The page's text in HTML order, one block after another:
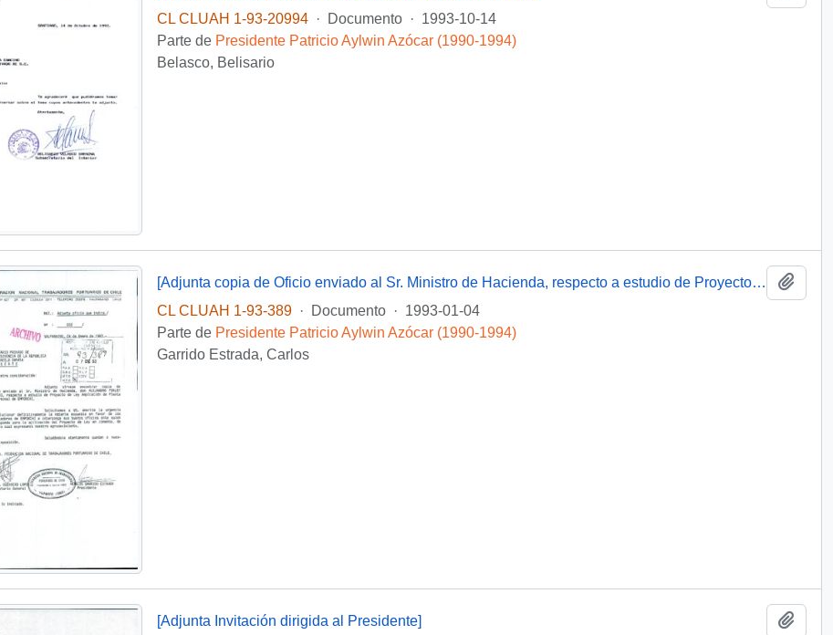
CL CLUAH 1-93-20994
· Documento · 1993-10-14
Parte de Presidente Patricio Aylwin Azócar (1990-1994)
Belasco, Belisario
[Adjunta copia de Oficio enviado al Sr. Ministro de Hacienda, respecto a estudio de Proyecto de Ley Ampliación de Planta de personal de EMPORCHI]
CL CLUAH 1-93-389
· Documento · 1993-01-04
Parte de Presidente Patricio Aylwin Azócar (1990-1994)
Garrido Estrada, Carlos
[Adjunta Invitación dirigida al Presidente]